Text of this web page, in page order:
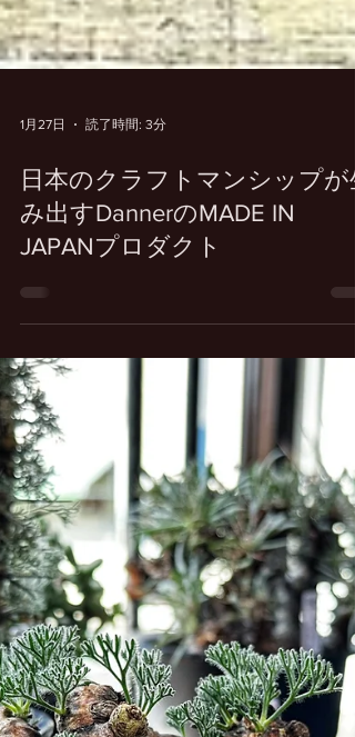
読了時間: 3分
日本のクラフトマンシップが
み出すDannerのMADE IN
JAPANプロダクト